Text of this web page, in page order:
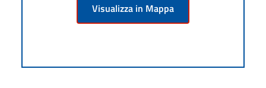
Visualizza in Mappa